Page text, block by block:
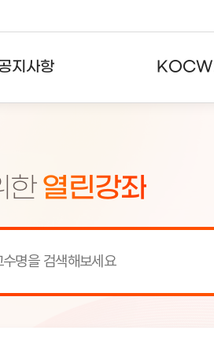
지사항
통계현황
KOCW
한 열린강좌
[서비스점검] KOCW